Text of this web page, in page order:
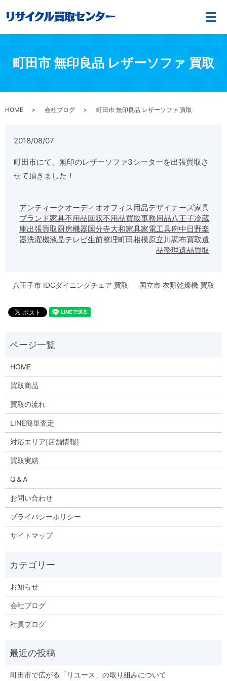
メ
町田市 無印良品 レザーソファ 買取
HOME 会社ブログ 町田市 無印良品 レザーソファ 買取
2018/08/07
町田市にて、無印のレザーソファ3シーターを出張買取さ
せて頂きました！
アンティークオーディオオフィス用品デザイナーズ家具
ブランド家具不用品回収不用品買取事務用品八王子冷蔵
庫出張買取 厨房機器国分寺大和家具家電工具府中 日野楽
器洗濯機液晶テレビ生前整理町田相模原立川調布買取遺
品整理遺品買取
八王子市 IDCダイニングチェア 買取 国立市 衣類乾燥機 買取
HOME
買取商品
買取の流れ
LINE簡単査定
対応エリア[店舗情報]
買取実績
Q＆A
お問い合わせ
プライバシーポリシー
サイトマップ
お知らせ
会社ブログ
社員ブログ
町田市で広がる「リユース」の取り組みについて